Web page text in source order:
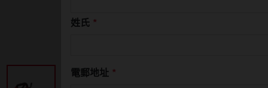
姓氏 *
電郵地址 *